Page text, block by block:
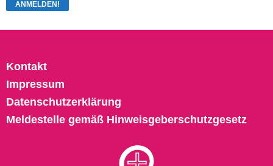
Kontakt
Impressum
Datenschutzerklärung
Meldestelle gemäß Hinweisgeberschutzgesetz